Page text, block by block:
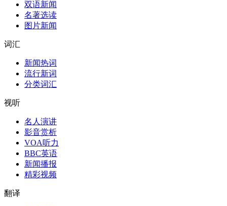
双语新闻
名著选读
图片新闻
词汇
新闻热词
流行新词
分类词汇
视听
名人演讲
影音赏析
VOA听力
BBC英语
新闻播报
精彩视频
翻译